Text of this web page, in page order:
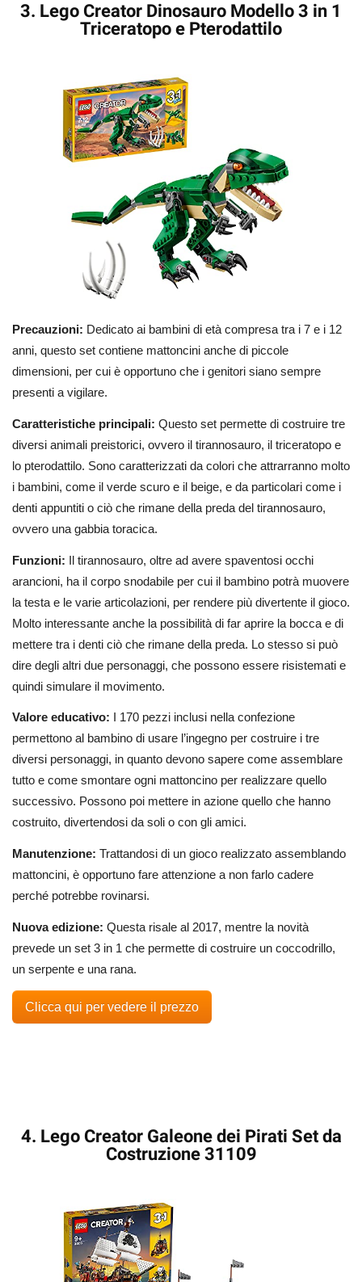
3. Lego Creator Dinosauro Modello 3 in 1
Triceratopo e Pterodattilo
Precauzioni: Dedicato ai bambini di età compresa tra i 7 e i 12
anni, questo set contiene mattoncini anche di piccole
dimensioni, per cui è opportuno che i genitori siano sempre
presenti a vigilare.
Caratteristiche principali: Questo set permette di costruire tre
diversi animali preistorici, ovvero il tirannosauro, il triceratopo e
lo pterodattilo. Sono caratterizzati da colori che attrarranno molto
i bambini, come il verde scuro e il beige, e da particolari come i
denti appuntiti o ciò che rimane della preda del tirannosauro,
ovvero una gabbia toracica.
Funzioni: Il tirannosauro, oltre ad avere spaventosi occhi
arancioni, ha il corpo snodabile per cui il bambino potrà muovere
la testa e le varie articolazioni, per rendere più divertente il gioco.
Molto interessante anche la possibilità di far aprire la bocca e di
mettere tra i denti ciò che rimane della preda. Lo stesso si può
dire degli altri due personaggi, che possono essere risistemati e
quindi simulare il movimento.
Valore educativo: I 170 pezzi inclusi nella confezione
permettono al bambino di usare l’ingegno per costruire i tre
diversi personaggi, in quanto devono sapere come assemblare
tutto e come smontare ogni mattoncino per realizzare quello
successivo. Possono poi mettere in azione quello che hanno
costruito, divertendosi da soli o con gli amici.
Manutenzione: Trattandosi di un gioco realizzato assemblando
mattoncini, è opportuno fare attenzione a non farlo cadere
perché potrebbe rovinarsi.
Nuova edizione: Questa risale al 2017, mentre la novità
prevede un set 3 in 1 che permette di costruire un coccodrillo,
un serpente e una rana.
Clicca qui per vedere il prezzo
4. Lego Creator Galeone dei Pirati Set da
Costruzione 31109